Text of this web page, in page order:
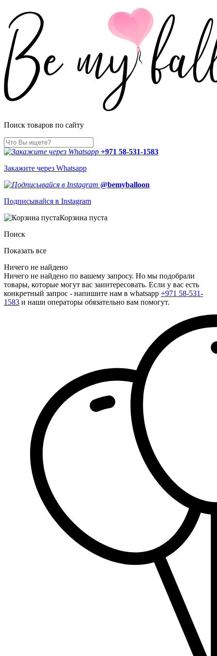
Поиск товаров по сайту
+971 58-531-1583
Закажите через Whatsapp
@bemyballoon
Подписывайся в Instagram
Корзина пуста
Поиск
Показать все
Ничего не найдено
Ничего не найдено по вашему запросу. Но мы подобрали
товары, которые могут вас заинтересовать. Если у вас есть
конкретный запрос - напишите нам в whatsapp +971 58-531-
1583 и наши операторы обязательно вам помогут.